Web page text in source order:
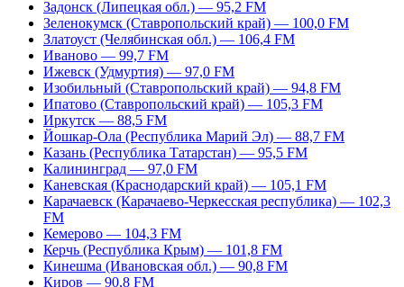
Задонск (Липецкая обл.) — 95,2 FM
Зеленокумск (Ставропольский край) — 100,0 FM
Златоуст (Челябинская обл.) — 106,4 FM
Иваново — 99,7 FM
Ижевск (Удмуртия) — 97,0 FM
Изобильный (Ставропольский край) — 94,8 FM
Ипатово (Ставропольский край) — 105,3 FM
Иркутск — 88,5 FM
Йошкар-Ола (Республика Марий Эл) — 88,7 FM
Казань (Республика Татарстан) — 95,5 FM
Калининград — 97,0 FM
Каневская (Краснодарский край) — 105,1 FM
Карачаевск (Карачаево-Черкесская республика) — 102,3
FM
Кемерово — 104,3 FM
Керчь (Республика Крым) — 101,8 FM
Кинешма (Ивановская обл.) — 90,8 FM
Киров — 90,8 FM